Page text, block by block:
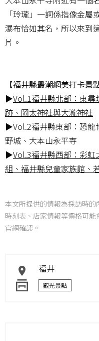
「玲瓏」一詞係指像金
瀑布恰如其名，所以來到
片。
【福井縣最潮網美打卡景點
▶Vol.1福井縣北部：東
跡、岡太神社與大瀧神社
▶Vol.2福井縣東部：恐龍
野城、大本山永平寺
▶Vol.3福井縣西部：彩
組、福井縣兒童家族館、
本文所提供的情報為採訪時的
時刻表、店家情報等價格可
官網確認。
福井
觀光景點